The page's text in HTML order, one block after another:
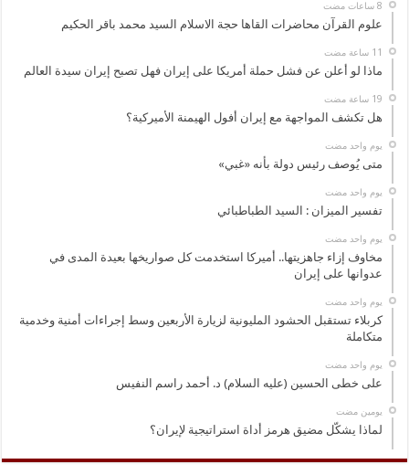
علوم القرآن محاضرات القاها حجة الاسلام السيد محمد باقر الحكيم
ماذا لو أعلن عن فشل حملة أمريكا على إيران فهل تصبح إيران سيدة العالم
هل تكشف المواجهة مع إيران أفول الهيمنة الأميركية؟
‏يوم واحد مضت
متى يُوصف رئيس دولة بأنه «غبي»
‏يوم واحد مضت
تفسير الميزان : السيد الطباطبائي
‏يوم واحد مضت
مخاوف إزاء جاهزيتها.. أميركا استخدمت كل صواريخها بعيدة المدى في
عدوانها على إيران
‏يوم واحد مضت
كربلاء تستقبل الحشود المليونية لزيارة الأربعين وسط إجراءات أمنية وخدمية
متكاملة
‏يوم واحد مضت
على خطى الحسين (عليه السلام) د. أحمد راسم النفيس
‏يومين مضت
لماذا يشكّل مضيق هرمز أداة استراتيجية لإيران؟